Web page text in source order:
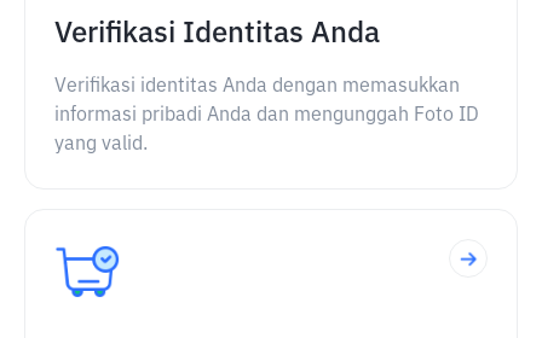
Verifikasi Identitas Anda
Verifikasi identitas Anda dengan memasukkan
informasi pribadi Anda dan mengunggah Foto ID
yang valid.